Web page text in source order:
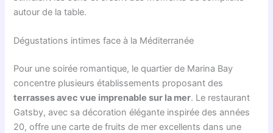
autour de la table.
Dégustations intimes face à la Méditerranée
Pour une soirée romantique, le quartier de Marina Bay
concentre plusieurs établissements proposant des
terrasses avec vue imprenable sur la mer. Le restaurant
Gatsby, avec sa décoration élégante inspirée des années
20, offre une carte de fruits de mer excellents dans une